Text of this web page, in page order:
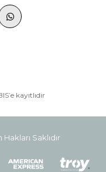
kayıtlıdır
Saklıdır